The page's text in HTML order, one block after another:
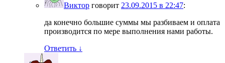
Виктор говорит 23.09.2015 в 22:47:
да конечно большие суммы мы разбиваем и оплата
производится по мере выполнения нами работы.
Ответить ↓